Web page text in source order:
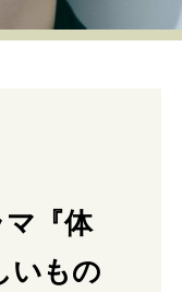
一生
『体
いもの